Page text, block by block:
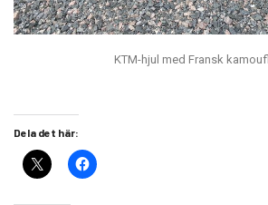
KTM-hjul med Fransk
Dela det här: